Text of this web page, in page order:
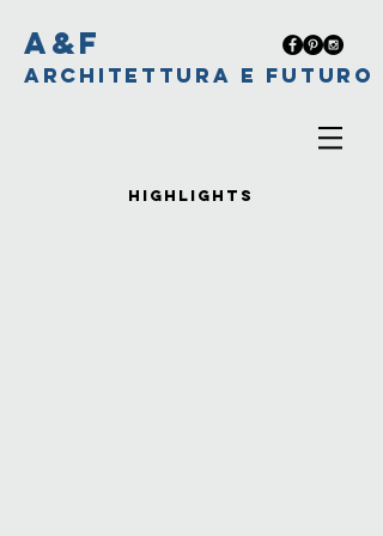
A&F
ARCHITETTURA E FUTURO
HIGHLIGHTS